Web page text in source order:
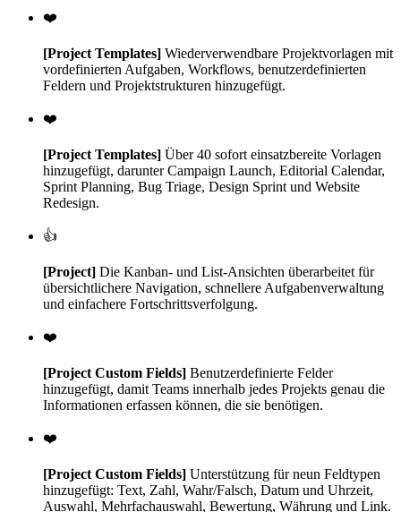
❤️
[Project Templates] Wiederverwendbare Projektvorlagen mit
vordefinierten Aufgaben, Workflows, benutzerdefinierten
Feldern und Projektstrukturen hinzugefügt.
❤️
[Project Templates] Über 40 sofort einsatzbereite Vorlagen
hinzugefügt, darunter Campaign Launch, Editorial Calendar,
Sprint Planning, Bug Triage, Design Sprint und Website
Redesign.
👍
[Project] Die Kanban- und List-Ansichten überarbeitet für
übersichtlichere Navigation, schnellere Aufgabenverwaltung
und einfachere Fortschrittsverfolgung.
❤️
[Project Custom Fields] Benutzerdefinierte Felder
hinzugefügt, damit Teams innerhalb jedes Projekts genau die
Informationen erfassen können, die sie benötigen.
❤️
[Project Custom Fields] Unterstützung für neun Feldtypen
hinzugefügt: Text, Zahl, Wahr/Falsch, Datum und Uhrzeit,
Auswahl, Mehrfachauswahl, Bewertung, Währung und Link.